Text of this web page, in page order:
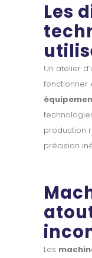
Les
Un atelier
fonctionner
production
précision
Les